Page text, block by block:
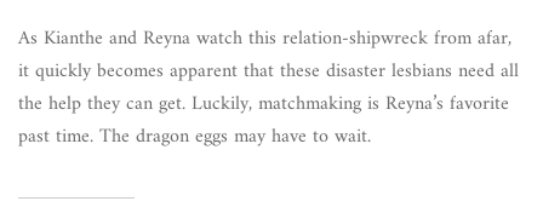
As Kianthe and Reyna watch this relation-shipwreck from afar,
it quickly becomes apparent that these disaster lesbians need all
the help they can get. Luckily, matchmaking is Reyna’s favorite
past time. The dragon eggs may have to wait.